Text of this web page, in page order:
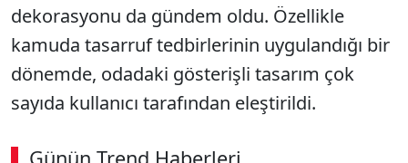
dekorasyonu da gündem oldu. Özellikle
kamuda tasarruf tedbirlerinin uygulandığı bir
dönemde, odadaki gösterişli tasarım çok
sayıda kullanıcı tarafından eleştirildi.